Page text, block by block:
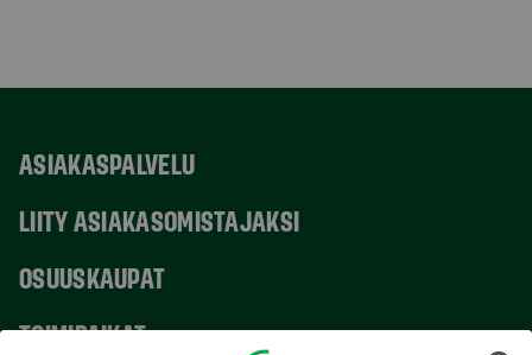
ASIAKASPALVELU
LIITY ASIAKASOMISTAJAKSI
OSUUSKAUPAT
TOIMIPAIKAT